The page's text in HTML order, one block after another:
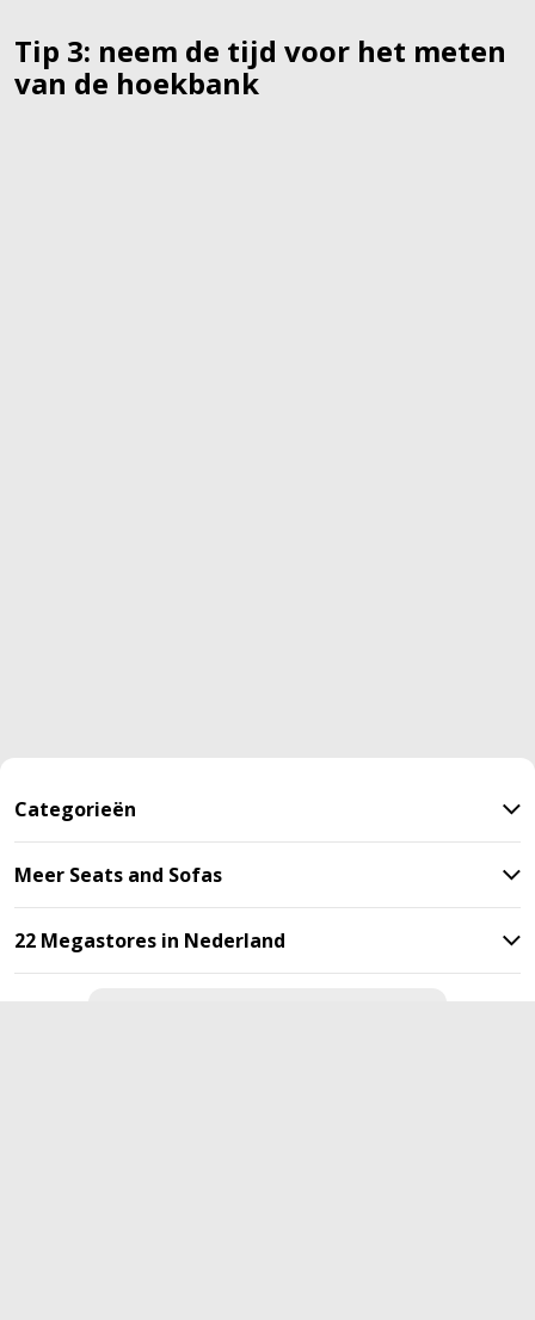
Tip 3: neem de tijd voor het meten
van de hoekbank
Categorieën
Meer Seats and Sofas
22 Megastores in Nederland